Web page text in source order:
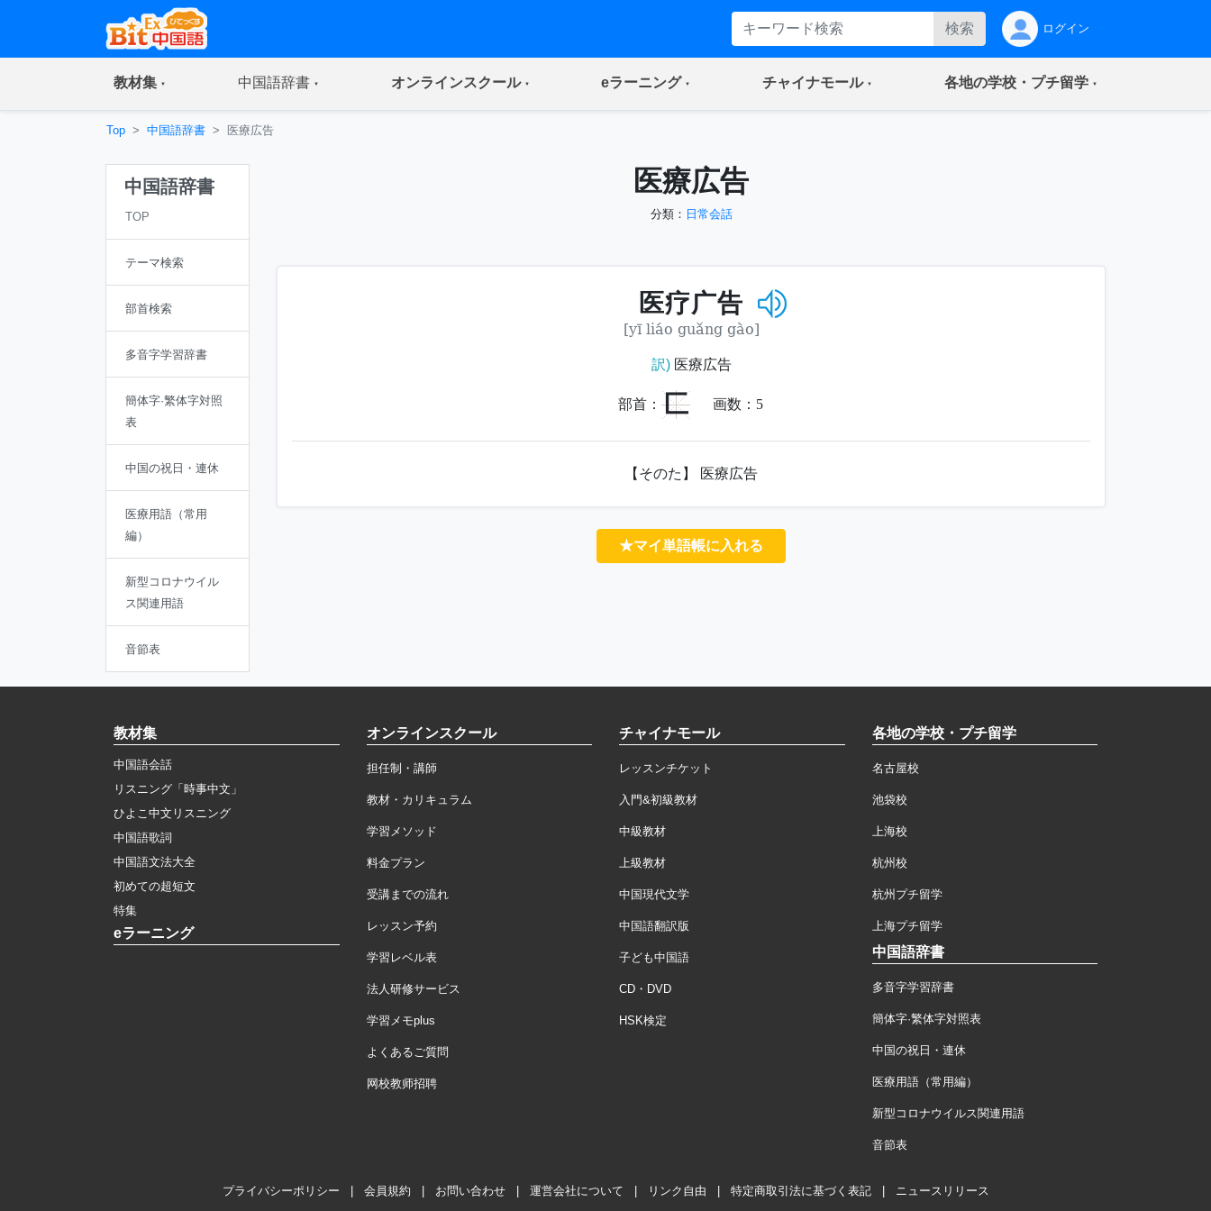
検索 ログイン
教材集(current) 中国語辞書(current) オンラインスクール(current) eラーニング(current) チャイナモール(current) 各地の学校・プチ留学(current)
Top 中国語辞書 医療広告
中国語辞書
TOP
テーマ検索
部首検索
多音字学習辞書
簡体字·繁体字対照
表
中国の祝日・連休
医療用語（常用
編）
新型コロナウイル
ス関連用語
音節表
医療広告
分類： 日常会話
医疗广告
[yī liáo guǎng gào]
訳)医療広告
部首： 匚 画数： 5
【そのた】 医療広告
★マイ単語帳に入れる
教材集
中国語会話
リスニング「時事中文」
ひよこ中文リスニング
中国語歌詞
中国語文法大全
初めての超短文
特集
eラーニング
オンラインスクール
担任制・講師
教材・カリキュラム
学習メソッド
料金プラン
受講までの流れ
レッスン予約
学習レベル表
法人研修サービス
学習メモplus
よくあるご質問
网校教师招聘
チャイナモール
レッスンチケット
入門&初級教材
中級教材
上級教材
中国現代文学
中国語翻訳版
子ども中国語
CD・DVD
HSK検定
各地の学校・プチ留学
名古屋校
池袋校
上海校
杭州校
杭州プチ留学
上海プチ留学
中国語辞書
多音字学習辞書
簡体字·繁体字対照表
中国の祝日・連休
医療用語（常用編）
新型コロナウイルス関連用語
音節表
プライバシーポリシー 会員規約 お問い合わせ 運営会社について リンク自由 特定商取引法に基づく表記 ニュースリリース